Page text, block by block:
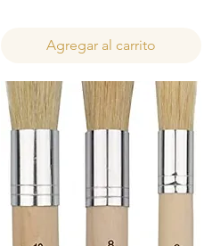
Agregar al carrito